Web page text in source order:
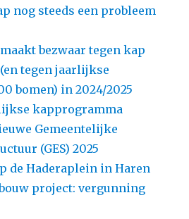
nog steeds een probleem
bezwaar tegen kap
tegen jaarlijkse
bomen) in 2024/2025
kapprogramma
Gemeentelijke
(GES) 2025
de Haderaplein in Haren
project: vergunning